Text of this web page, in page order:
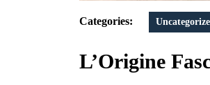
Categories:
L’Origine